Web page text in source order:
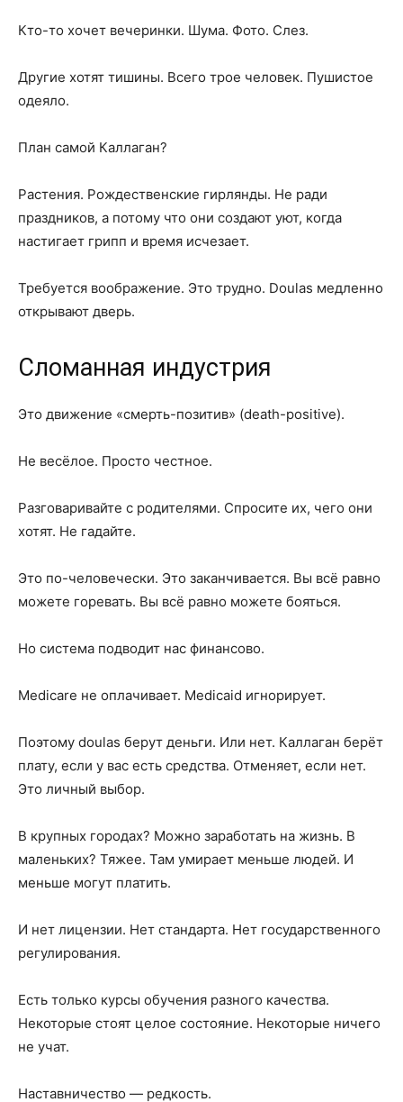
Кто-то хочет вечеринки. Шума. Фото. Слез.
Другие хотят тишины. Всего трое человек. Пушистое
одеяло.
План самой Каллаган?
Растения. Рождественские гирлянды. Не ради
праздников, а потому что они создают уют, когда
настигает грипп и время исчезает.
Требуется воображение. Это трудно. Doulas медленно
открывают дверь.
Сломанная индустрия
Это движение «смерть-позитив» (death-positive).
Не весёлое. Просто честное.
Разговаривайте с родителями. Спросите их, чего они
хотят. Не гадайте.
Это по-человечески. Это заканчивается. Вы всё равно
можете горевать. Вы всё равно можете бояться.
Но система подводит нас финансово.
Medicare не оплачивает. Medicaid игнорирует.
Поэтому doulas берут деньги. Или нет. Каллаган берёт
плату, если у вас есть средства. Отменяет, если нет.
Это личный выбор.
В крупных городах? Можно заработать на жизнь. В
маленьких? Тяжее. Там умирает меньше людей. И
меньше могут платить.
И нет лицензии. Нет стандарта. Нет государственного
регулирования.
Есть только курсы обучения разного качества.
Некоторые стоят целое состояние. Некоторые ничего
не учат.
Наставничество — редкость.